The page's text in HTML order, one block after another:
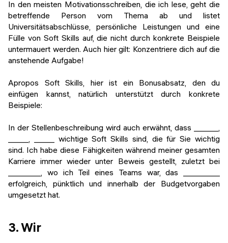
In den meisten Motivationsschreiben, die ich lese, geht die
betreffende Person vom Thema ab und listet
Universitätsabschlüsse, persönliche Leistungen und eine
Fülle von Soft Skills auf, die nicht durch konkrete Beispiele
untermauert werden. Auch hier gilt: Konzentriere dich auf die
anstehende Aufgabe!
Apropos Soft Skills, hier ist ein Bonusabsatz, den du
einfügen kannst, natürlich unterstützt durch konkrete
Beispiele:
In der Stellenbeschreibung wird auch erwähnt, dass ______,
_____, _____ wichtige Soft Skills sind, die für Sie wichtig
sind. Ich habe diese Fähigkeiten während meiner gesamten
Karriere immer wieder unter Beweis gestellt, zuletzt bei
________, wo ich Teil eines Teams war, das _________
erfolgreich, pünktlich und innerhalb der Budgetvorgaben
umgesetzt hat.
3. Wir